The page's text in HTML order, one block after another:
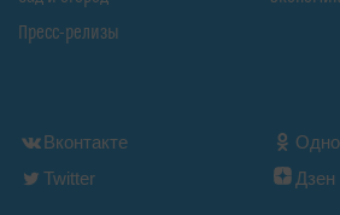
Пресс-релизы
Вконтакте
Twitter
Дзен